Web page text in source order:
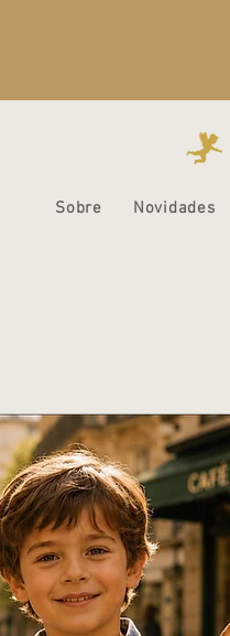
Sobre Novidades